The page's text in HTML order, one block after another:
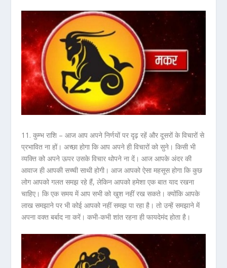
11. कुम्भ राशि – आज आप अपने निर्णयों पर दृढ़ रहें और दूसरों के विचारों से
प्रभावित ना हों। अच्छा होगा कि आप अपने ही विचारों को सुने। किसी भी
व्यक्ति को अपने ऊपर उसके विचार थोपने ना दें। आज आपके अंदर की
आवाज ही आपकी सच्ची साथी होगी। आज आपको ऐसा महसूस होगा कि कुछ
लोग आपको गलत समझ रहे हैं, लेकिन आपको हमेशा एक बात याद रखना
चाहिए। कि एक समय में आप सभी को खुश नहीं रख सकते। क्योंकि आपके
लाख समझाने पर भी कोई आपको नहीं समझ पा रहा है। तो उन्हें समझाने में
अपना वक्त बर्बाद ना करें। कभी-कभी शांत रहना ही फायदेमंद होता है।